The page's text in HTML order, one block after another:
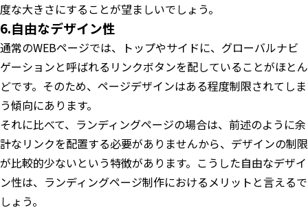
度な大きさにすることが望ましいでしょう。
6.自由なデザイン性
通常のWEBページでは、トップやサイドに、グローバルナビ
ゲーションと呼ばれるリンクボタンを配していることがほとん
どです。そのため、ページデザインはある程度制限されてしま
う傾向にあります。
それに比べて、ランディングページの場合は、前述のように余
計なリンクを配置する必要がありませんから、デザインの制限
が比較的少ないという特徴があります。こうした自由なデザイ
ン性は、ランディングページ制作におけるメリットと言えるで
しょう。